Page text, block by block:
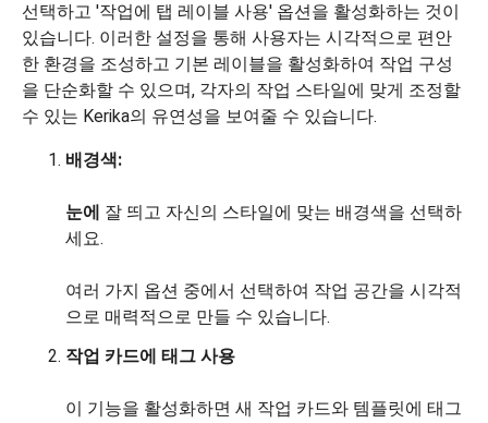
배경색:
눈에 잘 띄고 자신의 스타일에 맞는 배경색을 선택하
세요.
여러 가지 옵션 중에서 선택하여 작업 공간을 시각적
으로 매력적으로 만들 수 있습니다.
작업 카드에 태그 사용
이 기능을 활성화하면 새 작업 카드와 템플릿에 태그